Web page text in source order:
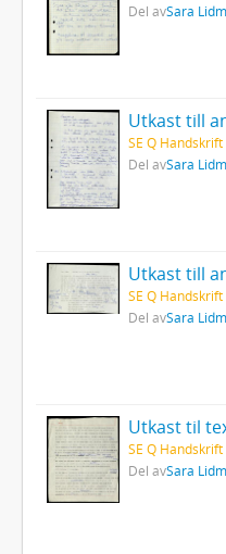
Del avSara
Utkast till
SE Q
Del avSara
SE Q
Del avSara
SE Q Handskrift
Del avSara